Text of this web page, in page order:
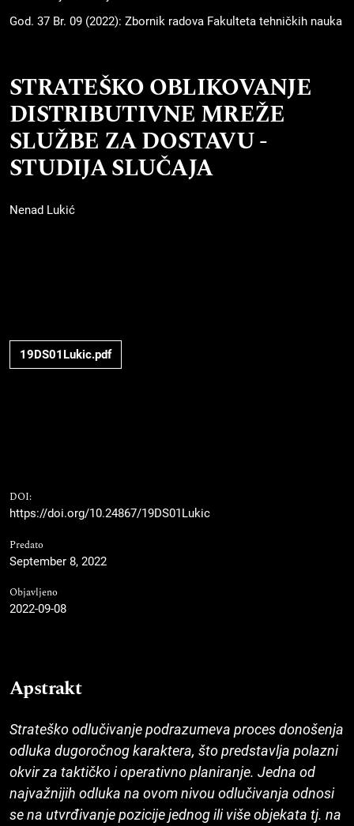
God. 37 Br. 09 (2022): Zbornik radova Fakulteta tehničkih nauka
STRATEŠKO OBLIKOVANJE
DISTRIBUTIVNE MREŽE
SLUŽBE ZA DOSTAVU -
STUDIJA SLUČAJA
Nenad Lukić
19DS01Lukic.pdf
DOI:
https://doi.org/10.24867/19DS01Lukic
Predato
September 8, 2022
Objavljeno
2022-09-08
Apstrakt
Strateško odlučivanje podrazumeva proces donošenja
odluka dugoročnog karaktera, što predstavlja polazni
okvir za taktičko i operativno planiranje. Jedna od
najvažnijih odluka na ovom nivou odlučivanja odnosi
se na utvrđivanje pozicije jednog ili više objekata tj. na